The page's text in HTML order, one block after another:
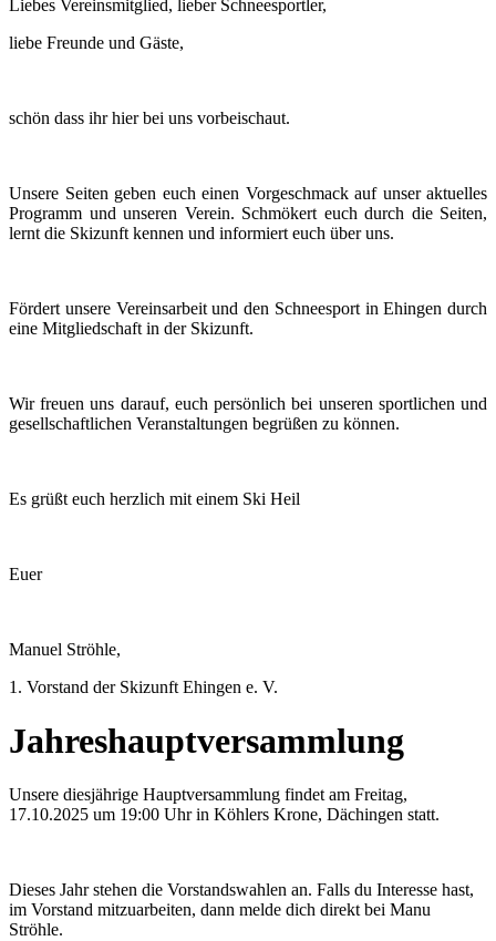
Liebes Vereinsmitglied, lieber Schneesportler,
liebe Freunde und Gäste,
schön dass ihr hier bei uns vorbeischaut.
Unsere Seiten geben euch einen Vorgeschmack auf unser aktuelles
Programm und unseren Verein. Schmökert euch durch die Seiten,
lernt die Skizunft kennen und informiert euch über uns.
Fördert unsere Vereinsarbeit und den Schneesport in Ehingen durch
eine Mitgliedschaft in der Skizunft.
Wir freuen uns darauf, euch persönlich bei unseren sportlichen und
gesellschaftlichen Veranstaltungen begrüßen zu können.
Es grüßt euch herzlich mit einem Ski Heil
Euer
Manuel Ströhle,
1. Vorstand der Skizunft Ehingen e. V.
Jahreshauptversammlung
Unsere diesjährige Hauptversammlung findet am Freitag,
17.10.2025 um 19:00 Uhr in Köhlers Krone, Dächingen statt.
Dieses Jahr stehen die Vorstandswahlen an. Falls du Interesse hast,
im Vorstand mitzuarbeiten, dann melde dich direkt bei Manu
Ströhle.